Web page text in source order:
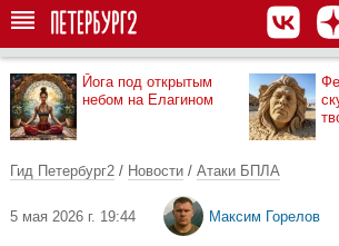
Йога под открытым
небом на Елагином
Гид Петербург2 / Новости / Атаки БПЛА
5 мая 2026 г. 19:44 Максим Горелов